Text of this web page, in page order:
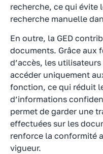
recherche, ce qui évite
recherche manuelle
En outre, la GED
documents. Grâce aux
d’accès, les
accéder uniquement
fonction, ce qui réduit
d’informations
permet de garder une
effectuées sur les
renforce la conformité
vigueur.